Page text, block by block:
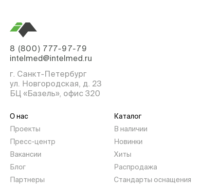
8 (800) 777-97-79
intelmed@intelmed.ru
г. Санкт-Петербург
ул. Новгородская, д. 23
БЦ «Базель», офис 320
О нас
Проекты
Пресс-центр
Вакансии
Блог
Партнеры
Каталог
В наличии
Новинки
Хиты
Распродажа
Стандарты оснащения